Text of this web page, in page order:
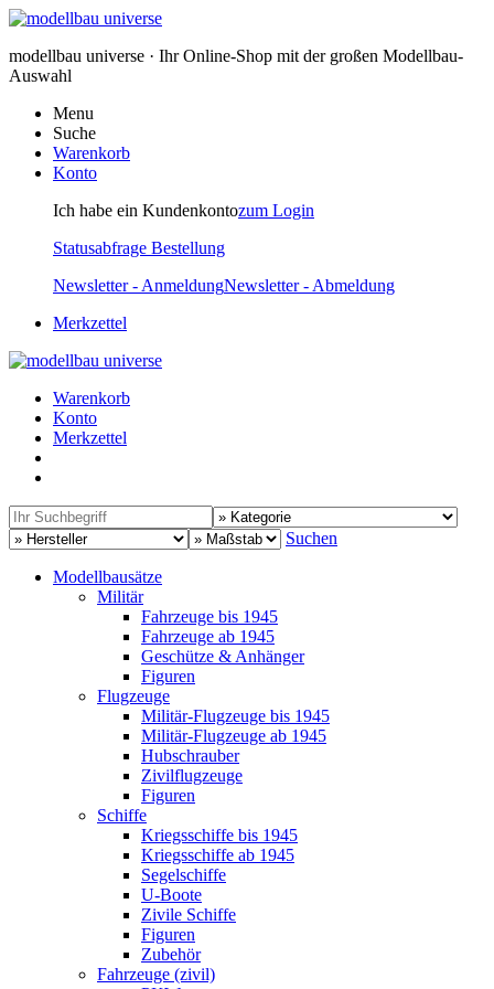
modellbau universe · Ihr Online-Shop mit der großen Modellbau-
Auswahl
Menu
Suche
Warenkorb
Konto
Ich habe ein Kundenkontozum Login
Statusabfrage Bestellung
Newsletter - AnmeldungNewsletter - Abmeldung
Merkzettel
Warenkorb
Konto
Merkzettel
Suchen
Modellbausätze
Militär
Fahrzeuge bis 1945
Fahrzeuge ab 1945
Geschütze & Anhänger
Figuren
Flugzeuge
Militär-Flugzeuge bis 1945
Militär-Flugzeuge ab 1945
Hubschrauber
Zivilflugzeuge
Figuren
Schiffe
Kriegsschiffe bis 1945
Kriegsschiffe ab 1945
Segelschiffe
U-Boote
Zivile Schiffe
Figuren
Zubehör
Fahrzeuge (zivil)